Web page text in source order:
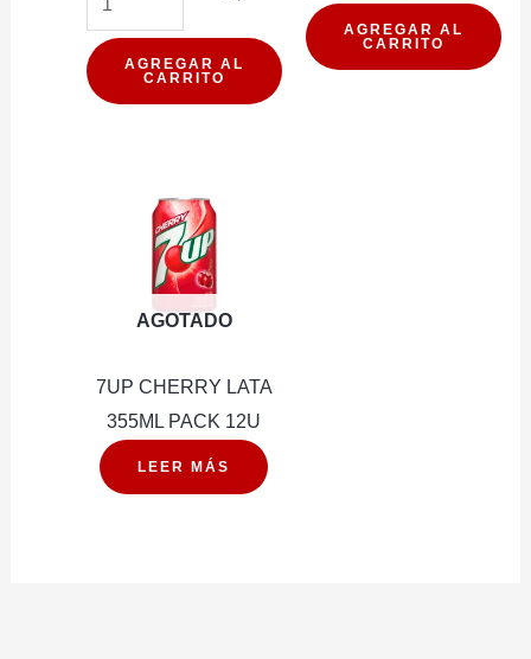
CACHANTUN
LIGHT
CON
AGREGAR AL
CARRITO
SIN
GAS
AGREGAR AL
CARRITO
AGOTADO
7UP CHERRY LATA
355ML PACK 12U
LEER MÁS